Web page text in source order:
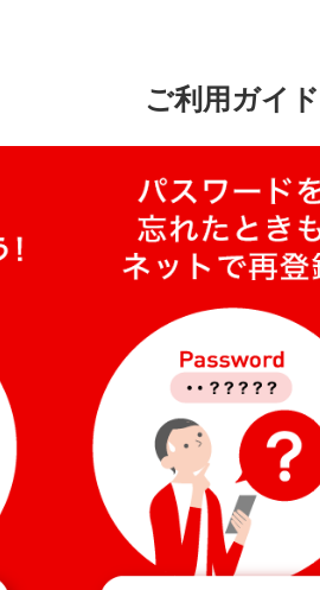
ご利用ガイド